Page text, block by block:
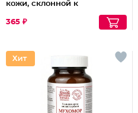
кожи, склонной к
Panthenol Urea
365 ₽